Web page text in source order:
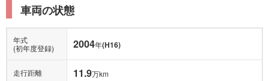
車両の状態
年式
(初年度登録)
2004年(H16)
走行距離 11.9万km